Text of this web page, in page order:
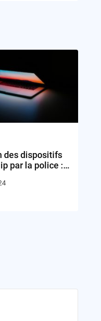
des dispositifs
par la police :